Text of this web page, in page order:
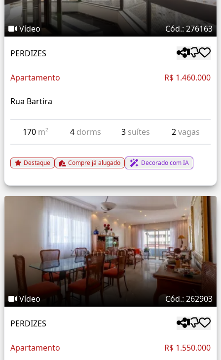
Vídeo Cód.: 276163
PERDIZES
Apartamento R$ 1.460.000
Rua Bartira
170 m² 4 dorms 3 suítes 2vagas
Destaque Compre já alugado Decorado com IA
Vídeo Cód.: 262903
PERDIZES
Apartamento R$ 1.550.000